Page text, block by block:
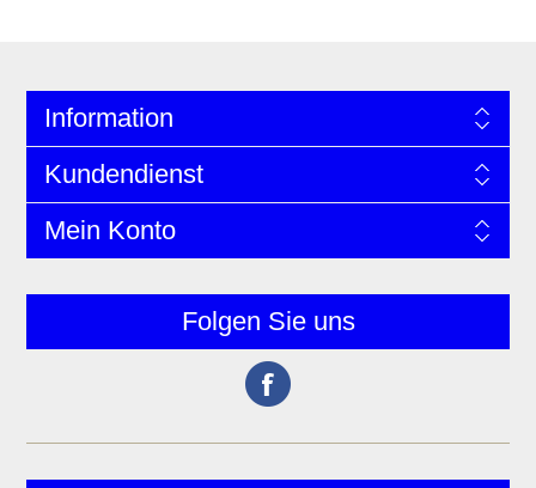
Information
Kundendienst
Mein Konto
Folgen Sie uns